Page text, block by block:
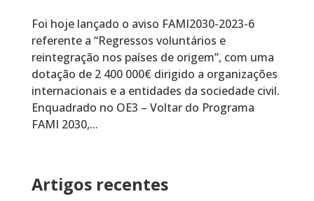
Foi hoje lançado o aviso FAMI2030-2023-6
referente a “Regressos voluntários e
reintegração nos países de origem”, com uma
dotação de 2 400 000€ dirigido a organizações
internacionais e a entidades da sociedade civil.
Enquadrado no OE3 – Voltar do Programa
FAMI 2030,...
Artigos recentes